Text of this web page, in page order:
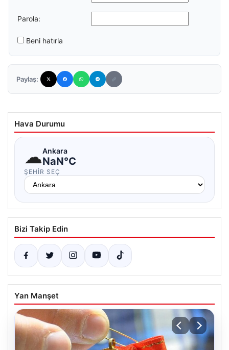
Parola:
Beni hatırla
Paylaş:
Hava Durumu
☁Ankara
NaN°C
ŞEHIR SEÇ
Bizi Takip Edin
Yan Manşet